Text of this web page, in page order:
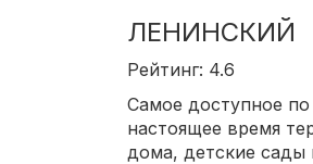
ЛЕНИНСКИЙ
Рейтинг: 4.6
Самое доступное
настоящее время
дома, детские сады